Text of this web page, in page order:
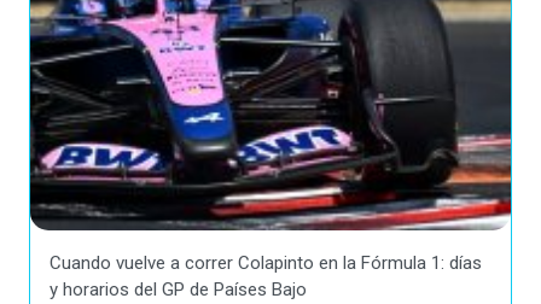
Cuando vuelve a correr Colapinto en la Fórmula 1: días
y horarios del GP de Países Bajo